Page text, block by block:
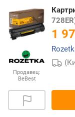
Продавец:
BeBest
1